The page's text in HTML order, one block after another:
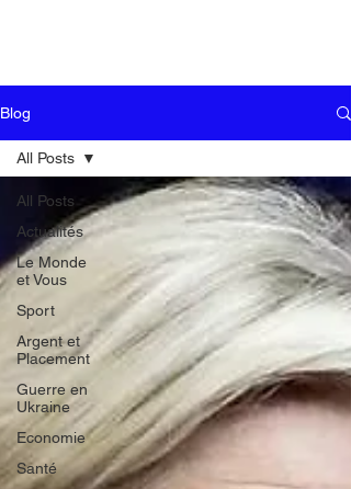
Blog
All Posts
Actualités
Le Monde
et Vous
Sport
Argent et
Placement
Guerre en
Ukraine
Economie
Santé
All Posts